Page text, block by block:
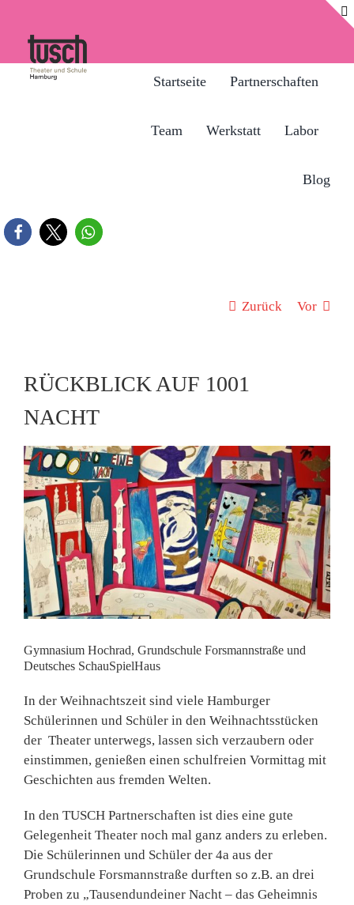
springen
Startseite Partnerschaften
Team Werkstatt Labor
Blog
Zurück Vor
RÜCKBLICK AUF 1001
NACHT
Gymnasium Hochrad, Grundschule Forsmannstraße und
Deutsches SchauSpielHaus
In der Weihnachtszeit sind viele Hamburger
Schülerinnen und Schüler in den Weihnachtsstücken
der Theater unterwegs, lassen sich verzaubern oder
einstimmen, genießen einen schulfreien Vormittag mit
Geschichten aus fremden Welten.
In den TUSCH Partnerschaften ist dies eine gute
Gelegenheit Theater noch mal ganz anders zu erleben.
Die Schülerinnen und Schüler der 4a aus der
Grundschule Forsmannstraße durften so z.B. an drei
Proben zu „Tausendundeiner Nacht – das Geheimnis